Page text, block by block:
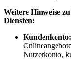
Weitere Hinweise
Diensten:
Kundenkonto:
Nutzerkonto,